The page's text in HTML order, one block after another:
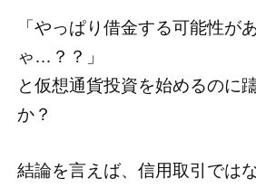
「やっぱり借金する可能性が
ゃ…？？」
と仮想通貨投資を始めるのに
か？
結論を言えば、信用取引では